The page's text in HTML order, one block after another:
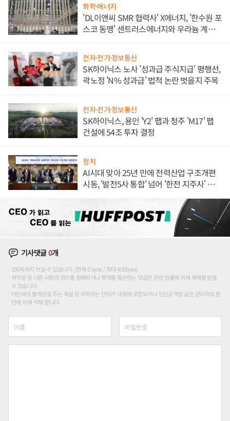
화학·에너지
'DL이앤씨 SMR 협력사' X에너지, '한수원 포
스코 동맹' 센트러스에너지와 우라늄 계약
전자·전기·정보통신
SK하이닉스 노사 '성과급 주식지급' 평행선,
곽노정 'N% 성과급' 법적 논란 벗을지 주목
전자·전기·정보통신
SK하이닉스, 용인 'Y2' 팹과 청주 'M17' 팹
건설에 54조 투자 결정
정치
AI시대 맞아 25년 만에 전력산업 구조개편
시동, '발전5사 통합' 넘어 '한전 지주사' 재편
기사댓글0개
200자까지 쓰실 수 있습니다. (현재 0 byte / 최대 400byte)
저작권 등 다른 사람의 권리를 침해하거나 명예를 훼손하는 댓글은 관련 법률에 의해 제재를 받을
수 있습니다.
타인에게 불쾌감을 주는 욕설 등 비하하는 단어가 내용에 포함되거나 인신공격성 글은 관리자의 판
단에 의해 삭제 합니다.